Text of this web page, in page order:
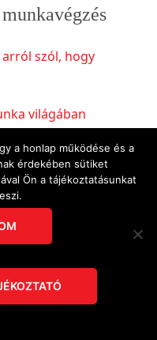
szól, hogy
világában
törvény adta
a munkáltatót?
ban
a honlap működése és a
érdekében sütiket
Ön a tájékoztatásunkat